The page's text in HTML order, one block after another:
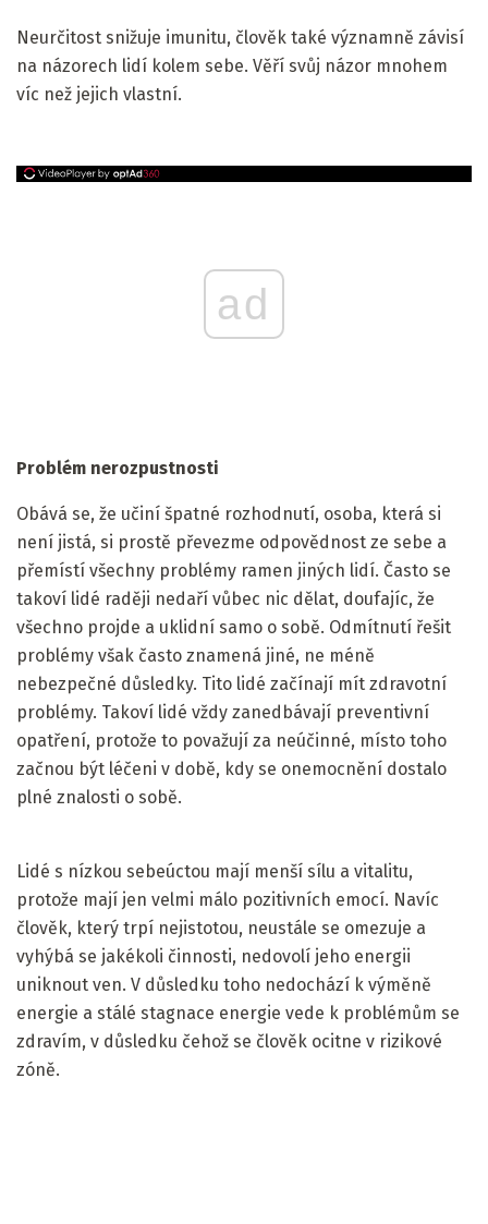
Neurčitost snižuje imunitu, člověk také významně závisí
na názorech lidí kolem sebe. Věří svůj názor mnohem
víc než jejich vlastní.
ad
Problém nerozpustnosti
Obává se, že učiní špatné rozhodnutí, osoba, která si
není jistá, si prostě převezme odpovědnost ze sebe a
přemístí všechny problémy ramen jiných lidí. Často se
takoví lidé raději nedaří vůbec nic dělat, doufajíc, že ​​
všechno projde a uklidní samo o sobě. Odmítnutí řešit
problémy však často znamená jiné, ne méně
nebezpečné důsledky. Tito lidé začínají mít zdravotní
problémy. Takoví lidé vždy zanedbávají preventivní
opatření, protože to považují za neúčinné, místo toho
začnou být léčeni v době, kdy se onemocnění dostalo
plné znalosti o sobě.
Lidé s nízkou sebeúctou mají menší sílu a vitalitu,
protože mají jen velmi málo pozitivních emocí. Navíc
člověk, který trpí nejistotou, neustále se omezuje a
vyhýbá se jakékoli činnosti, nedovolí jeho energii
uniknout ven. V důsledku toho nedochází k výměně
energie a stálé stagnace energie vede k problémům se
zdravím, v důsledku čehož se člověk ocitne v rizikové
zóně.